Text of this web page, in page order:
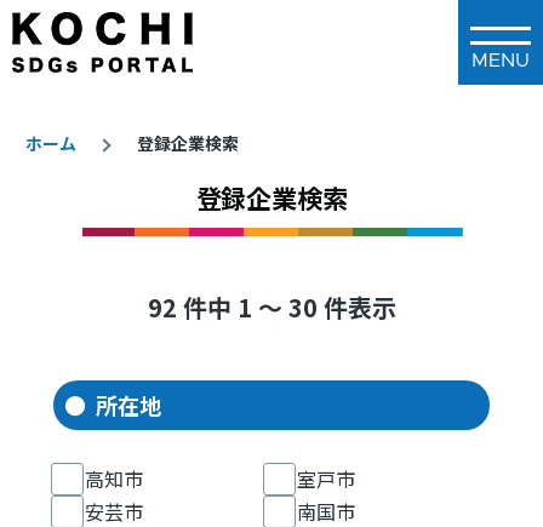
メインコンテンツに移動
ホーム 登録企業検索
登録企業検索
92 件中 1 ～ 30 件表示
所在地
高知市
室戸市
安芸市
南国市